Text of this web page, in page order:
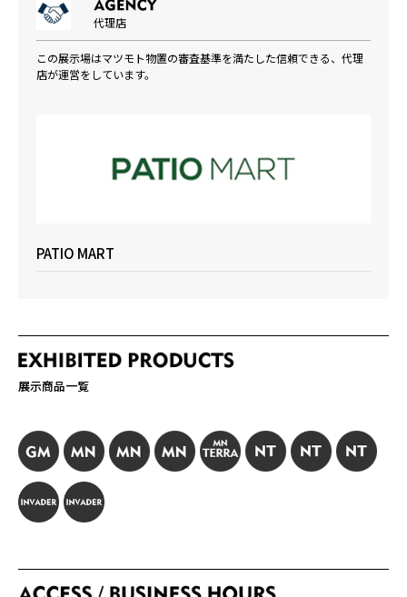
代理店
この展示場はマツモト物置の審査基準を満たした信頼できる、代理
店が運営をしています。
PATIO MART
展示商品一覧